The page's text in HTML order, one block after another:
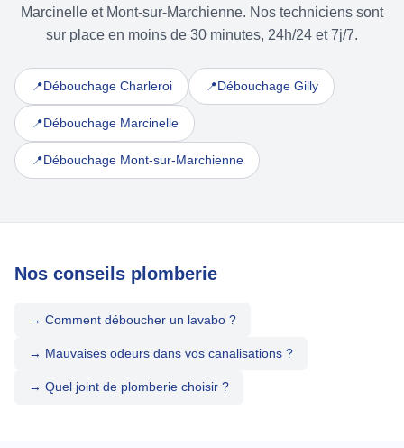
Marcinelle et Mont-sur-Marchienne. Nos techniciens sont
sur place en moins de 30 minutes, 24h/24 et 7j/7.
📍Débouchage Charleroi 📍Débouchage Gilly
📍Débouchage Marcinelle
📍Débouchage Mont-sur-Marchienne
Nos conseils plomberie
→ Comment déboucher un lavabo ?
→ Mauvaises odeurs dans vos canalisations ?
→ Quel joint de plomberie choisir ?